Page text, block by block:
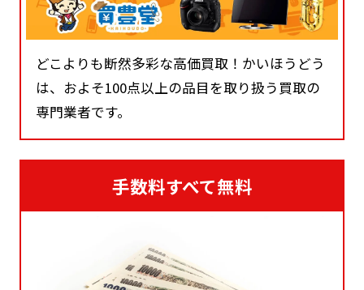
どこよりも断然多彩な高価買取！かいほうどう
は、およそ100点以上の品目を取り扱う買取の
専門業者です。
手数料すべて無料